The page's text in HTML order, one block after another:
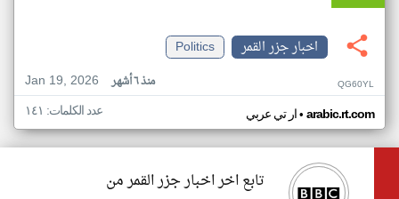
اخبار جزر القمر
Politics
Jan 19, 2026
منذ ٦ أشهر QG60YL
ار تي عربي• arabic.rt.com عدد الكلمات: ١٤١
تابع اخر اخبار جزر القمر من